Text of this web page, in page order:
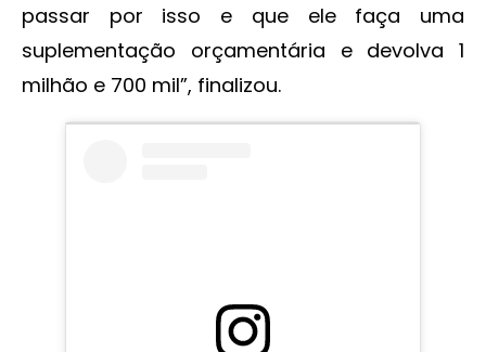
passar por isso e que ele faça uma
suplementação orçamentária e devolva 1
milhão e 700 mil”, finalizou.